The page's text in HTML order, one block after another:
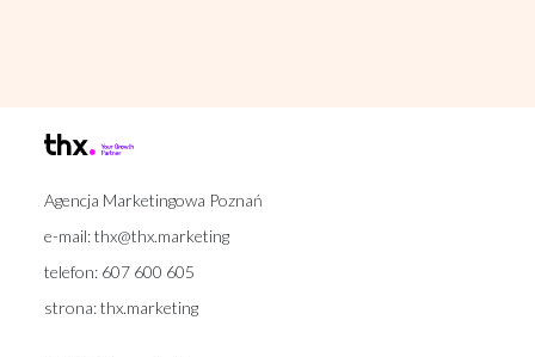
Agencja Marketingowa Poznań
e-mail:thx@thx.marketing
telefon: 607 600 605
strona:thx.marketing